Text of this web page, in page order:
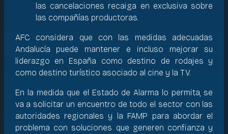
las cancelaciones recaiga en exclusiva sobre
las compañías productoras.
AFC considera que con las medidas adecuadas
Andalucía puede mantener e incluso mejorar su
liderazgo en España como destino de rodajes y
como destino turístico asociado al cine y la TV.
En la medida que el Estado de Alarma lo permita, se
va a solicitar un encuentro de todo el sector con las
autoridades regionales y la FAMP para abordar el
problema con soluciones que generen confianza y